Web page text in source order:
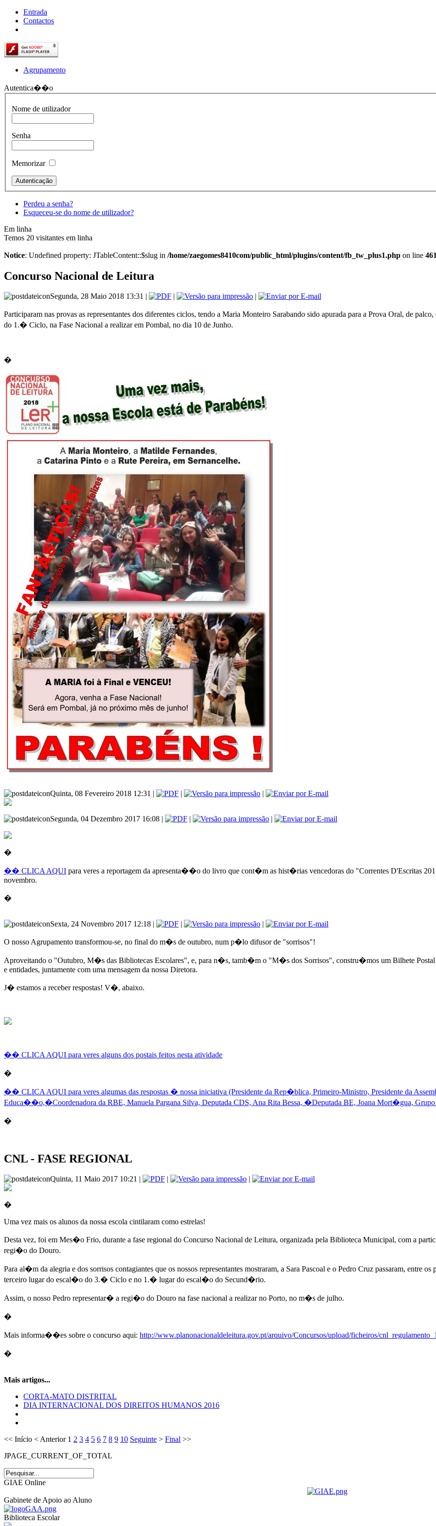
Entrada
Contactos
Agrupamento
Autentica��o
Nome de utilizador
Senha
Memorizar
Perdeu a senha?
Esqueceu-se do nome de utilizador?
Em linha
Temos 20 visitantes em linha
Notice: Undefined property: JTableContent::$slug in /home/zaegomes8410com/public_html/plugins/content/fb_tw_plus1.php on line 461
Concurso Nacional de Leitura
Segunda, 28 Maio 2018 13:31 | | |
Participaram nas provas as representantes dos diferentes ciclos, tendo a Maria Monteiro Sarabando sido apurada para a Prova Oral, de
do 1.� Ciclo, na Fase Nacional a realizar em Pombal, no dia 10 de Junho.
�
Quinta, 08 Fevereiro 2018 12:31 | | |
Segunda, 04 Dezembro 2017 16:08 | | |
�
�� CLICA AQUI para veres a reportagem da apresenta��o do livro que cont�m as hist�rias vencedoras do "Correntes D'Escritas
novembro.
�
Sexta, 24 Novembro 2017 12:18 | | |
O nosso Agrupamento transformou-se, no final do m�s de outubro, num p�lo difusor de "sorrisos"!
Aproveitando o "Outubro, M�s das Bibliotecas Escolares", e, para n�s, tamb�m o "M�s dos Sorrisos", constru�mos um Bilhete Postal
e entidades, juntamente com uma mensagem da nossa Diretora.
J� estamos a receber respostas! V�, abaixo.
�� CLICA AQUI para veres alguns dos postais feitos nesta atividade
�
�� CLICA AQUI para veres algumas das respostas � nossa iniciativa (Presidente da Rep�blica, Primeiro-Ministro, Presidente da
Educa��o,�Coordenadora da RBE, Manuela Pargana Silva, Deputada CDS, Ana Rita Bessa, �Deputada BE, Joana Mort�gua, Grupo
�
CNL - FASE REGIONAL
Quinta, 11 Maio 2017 10:21 | | |
�
Uma vez mais os alunos da nossa escola cintilaram como estrelas!
Desta vez, foi em Mes�o Frio, durante a fase regional do Concurso Nacional de Leitura, organizada pela Biblioteca Municipal, com a
regi�o do Douro.
Para al�m da alegria e dos sorrisos contagiantes que os nossos representantes mostraram, a Sara Pascoal e o Pedro Cruz passaram, entre
terceiro lugar do escal�o do 3.� Ciclo e no 1.� lugar do escal�o do Secund�rio.
Assim, o nosso Pedro representar� a regi�o do Douro na fase nacional a realizar no Porto, no m�s de julho.
�
Mais informa��es sobre o concurso aqui: http://www.planonacionaldeleitura.gov.pt/arquivo/Concursos/upload/ficheiros/cnl_regulamento_
�
Mais artigos...
CORTA-MATO DISTRITAL
DIA INTERNACIONAL DOS DIREITOS HUMANOS 2016
<< Início < Anterior 1 2 3 4 5 6 7 8 9 10 Seguinte > Final >>
JPAGE_CURRENT_OF_TOTAL
GIAE Online
Gabinete de Apoio ao Aluno
Biblioteca Escolar